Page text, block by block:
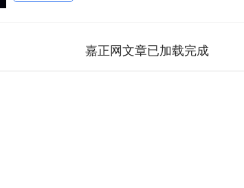
嘉正网文章已加载完成